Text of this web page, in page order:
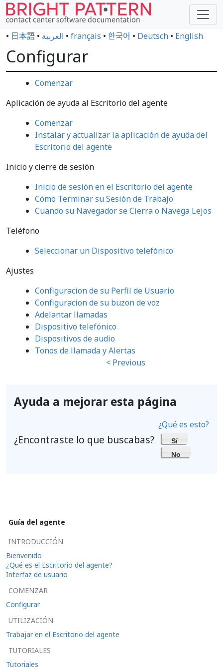
• 日本語 • العربية • français • 한국어 • Deutsch • English
Configurar
Comenzar
Aplicación de ayuda al Escritorio del agente
Comenzar
Instalar y actualizar la aplicación de ayuda del
Escritorio del agente
Inicio y cierre de sesión
Inicio de sesión en el Escritorio del agente
Cómo Terminar su Sesión de Trabajo
Cuando su Navegador se Cierra o Navega Lejos
Teléfono
Seleccionar un Dispositivo telefónico
Ajustes
Configuracion de su Perfil de Usuario
Configuracion de su buzon de voz
Adelantar llamadas
Dispositivo telefónico
Dispositivos de audio
Tonos de llamada y Alertas
< Previous
Ayuda a mejorar esta página
¿Qué es esto?
¿Encontraste lo que buscabas?
Sí
No
Guía del agente
INTRODUCCIÓN
Bienvenido
¿Qué es el Escritorio del agente?
Interfaz de usuario
COMENZAR
Configurar
UTILIZACIÓN
Trabajar en el Escritorio del agente
TUTORIALES
Tutoriales